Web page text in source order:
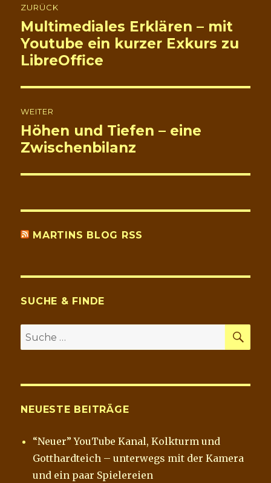
ZURÜCK
Vorheriger
Beitrag:
Multimediales Erklären – mit
Youtube ein kurzer Exkurs zu
LibreOffice
WEITER
Nächster
Beitrag:
Höhen und Tiefen – eine
Zwischenbilanz
MARTINS BLOG RSS
SUCHE & FINDE
Suche
nach:
NEUESTE BEITRÄGE
“Neuer” YouTube Kanal, Kolkturm und
Gotthardteich – unterwegs mit der Kamera
und ein paar Spielereien